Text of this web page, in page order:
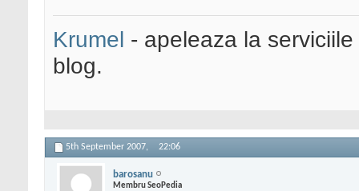
Krumel - apeleaza la
blog.
5th September 2007, 22:06
barosanu
Membru SeoPedia